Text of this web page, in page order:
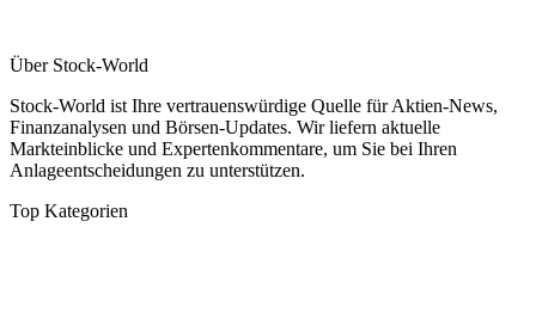
Über Stock-World
Stock-World ist Ihre vertrauenswürdige Quelle für Aktien-News,
Finanzanalysen und Börsen-Updates. Wir liefern aktuelle
Markteinblicke und Expertenkommentare, um Sie bei Ihren
Anlageentscheidungen zu unterstützen.
Top Kategorien